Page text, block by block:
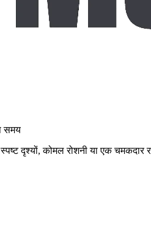
समय
दृश्यों, कोमल रोशनी या एक चमकदार